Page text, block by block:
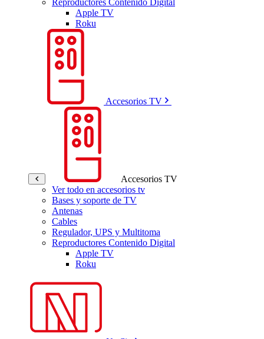
Apple TV
Roku
Accesorios TV
Accesorios TV
Ver todo en accesorios tv
Bases y soporte de TV
Antenas
Cables
Regulador, UPS y Multitoma
Reproductores Contenido Digital
Apple TV
Roku